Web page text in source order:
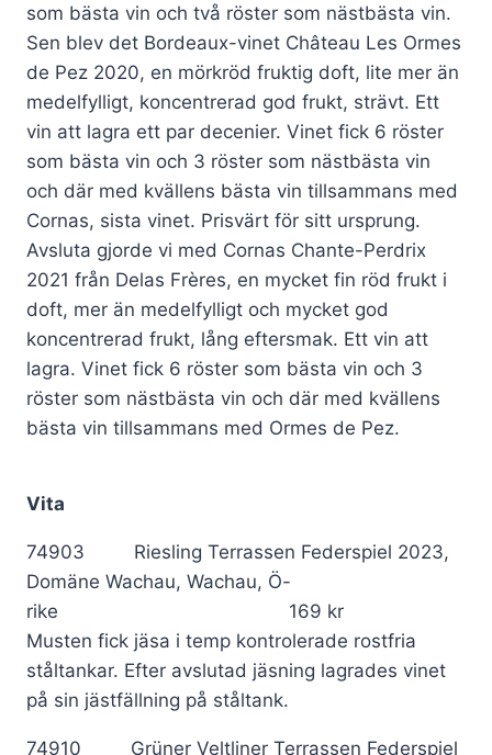
som bästa vin och två röster som nästbästa vin.
Sen blev det Bordeaux-vinet Château Les Ormes
de Pez 2020, en mörkröd fruktig doft, lite mer än
medelfylligt, koncentrerad god frukt, strävt. Ett
vin att lagra ett par decenier. Vinet fick 6 röster
som bästa vin och 3 röster som nästbästa vin
och där med kvällens bästa vin tillsammans med
Cornas, sista vinet. Prisvärt för sitt ursprung.
Avsluta gjorde vi med Cornas Chante-Perdrix
2021 från Delas Frères, en mycket fin röd frukt i
doft, mer än medelfylligt och mycket god
koncentrerad frukt, lång eftersmak. Ett vin att
lagra. Vinet fick 6 röster som bästa vin och 3
röster som nästbästa vin och där med kvällens
bästa vin tillsammans med Ormes de Pez.
Vita
74903 Riesling Terrassen Federspiel 2023,
Domäne Wachau, Wachau, Ö-
rike 169 kr
Musten fick jäsa i temp kontrolerade rostfria
ståltankar. Efter avslutad jäsning lagrades vinet
på sin jästfällning på ståltank.
74910 Grüner Veltliner Terrassen Federspiel